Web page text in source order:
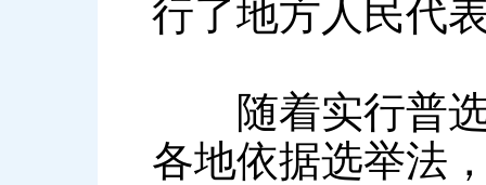
行了地方人民代
随着实行普选
各地依据选举法